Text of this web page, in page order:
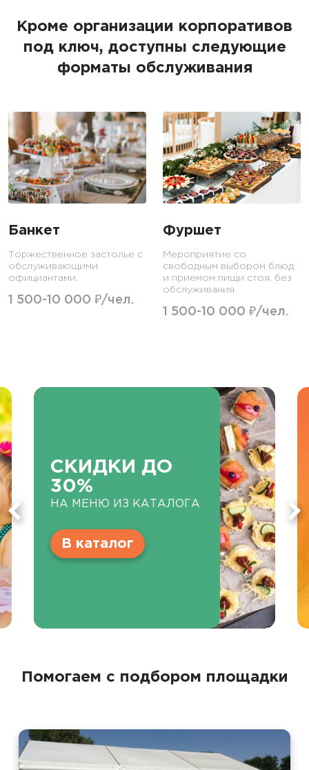
Кроме организации корпоративов
под ключ, доступны следующие
форматы обслуживания
Банкет
Торжественное застолье с
обслуживающими
официантами.
1 500-10 000 ₽/чел.
Фуршет
Мероприятие со
свободным выбором блюд
и приемом пищи стоя, без
обслуживания.
1 500-10 000 ₽/чел.
СКИДКИ ДО
30%
НА МЕНЮ ИЗ КАТАЛОГА
В каталог
Помогаем с подбором площадки